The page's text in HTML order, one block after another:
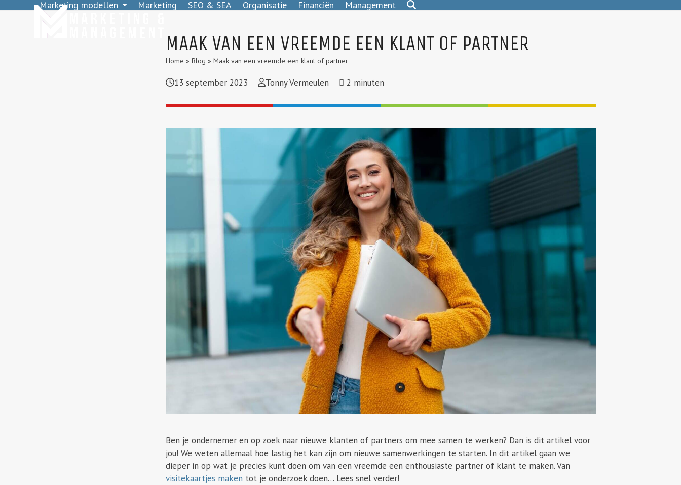
Marketing modellen Marketing SEO & SEA Organisatie Financiën Management
MAAK VAN EEN VREEMDE EEN KLANT OF PARTNER
Home »Blog »Maak van een vreemde een klant of partner
13 september 2023 Tonny Vermeulen 2 minuten
Ben je ondernemer en op zoek naar nieuwe klanten of partners om mee samen te werken? Dan is dit artikel voor
jou! We weten allemaal hoe lastig het kan zijn om nieuwe samenwerkingen te starten. In dit artikel gaan we
dieper in op wat je precies kunt doen om van een vreemde een enthousiaste partner of klant te maken. Van
visitekaartjes maken tot je onderzoek doen… Lees snel verder!